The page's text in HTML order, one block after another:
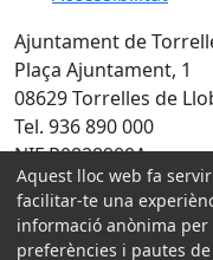
Ajuntament de
Plaça Ajuntament, 1
08629 Torrelles de
Tel. 936 890 000
NIF P0828900A
Amb la col·laboració
Aquest lloc web fa
facilitar-te una
informació anònima
preferències i pautes